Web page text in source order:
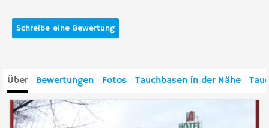
Schreibe eine Bewertung
Über Bewertungen Fotos Tauchbasen in der Nähe